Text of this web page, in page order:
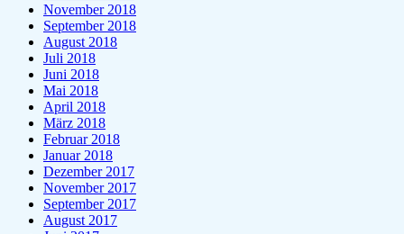
November 2018
September 2018
August 2018
Juli 2018
Juni 2018
Mai 2018
April 2018
März 2018
Februar 2018
Januar 2018
Dezember 2017
November 2017
September 2017
August 2017